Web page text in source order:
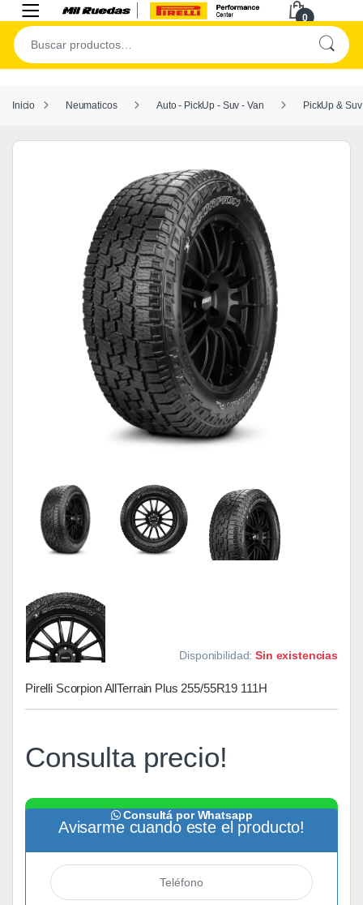
0
Inicio Neumaticos Auto - PickUp - Suv - Van PickUp & Suv
Pirelli Scorpion AllTerrain Plus 255/55R19 111H
Disponibilidad:Sin existencias
Consulta precio!
Consultá por Whatsapp
Avisarme cuando este el producto!